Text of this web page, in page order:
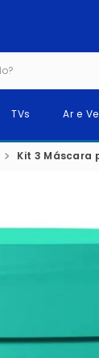
TVs Ar e
Kit 3 Máscara